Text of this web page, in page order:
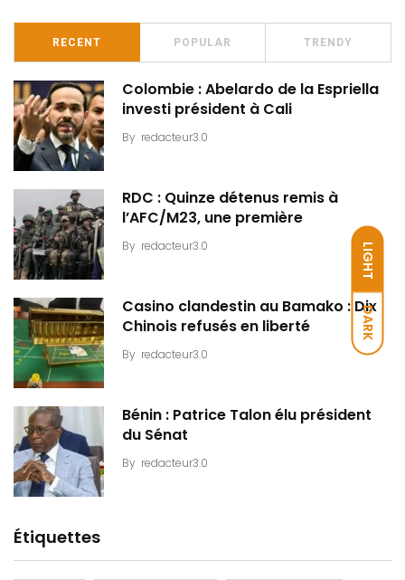
LIGHT
DARK
RECENT POPULAR TRENDY
Colombie : Abelardo de la Espriella
investi président à Cali
By redacteur3.0
RDC : Quinze détenus remis à
l’AFC/M23, une première
By redacteur3.0
Casino clandestin au Bamako : Dix
Chinois refusés en liberté
By redacteur3.0
Bénin : Patrice Talon élu président
du Sénat
By redacteur3.0
Étiquettes